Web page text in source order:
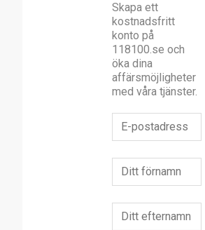
Skapa ett
kostnadsfritt
konto på
118100.se och
öka dina
affärsmöjligheter
med våra tjänster.